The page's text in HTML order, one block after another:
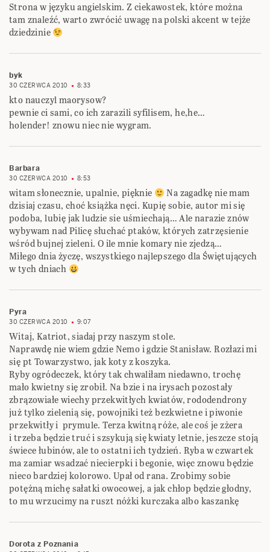
Strona w języku angielskim. Z ciekawostek, które można
tam znaleźć, warto zwrócić uwagę na polski akcent w tejże
dziedzinie
byk
30 CZERWCA 2010 8:33
kto nauczyl maorysow?
pewnie ci sami, co ich zarazili syfilisem, he,he…
holender! znowu niec nie wygram.
Barbara
30 CZERWCA 2010 8:53
witam słonecznie, upalnie, pięknie
Na zagadkę nie mam
dzisiaj czasu, choć książka nęci. Kupię sobie, autor mi się
podoba, lubię jak ludzie sie uśmiechają… Ale narazie znów
wybywam nad Pilicę słuchać ptaków, których zatrzęsienie
wśród bujnej zieleni. O ile mnie komary nie zjedzą…
Miłego dnia życzę, wszystkiego najlepszego dla Świętujących
w tych dniach
Pyra
30 CZERWCA 2010 9:07
Witaj, Katriot, siadaj przy naszym stole.
Naprawdę nie wiem gdzie Nemo i gdzie Stanisław. Rozłazi mi
się pt Towarzystwo, jak koty z koszyka.
Ryby ogródeczek, który tak chwaliłam niedawno, trochę
mało kwietny się zrobił. Na bzie i na irysach pozostały
zbrązowiałe wiechy przekwitłych kwiatów, rododendrony
już tylko zielenią się, powojniki też bezkwietne i piwonie
przekwitły i prymule. Terza kwitną róże, ale coś je zżera
i trzeba będzie truć i szsykują się kwiaty letnie, jeszcze stoją
świece łubinów, ale to ostatni ich tydzień. Ryba w czwartek
ma zamiar wsadzać niecierpki i begonie, więc znowu będzie
nieco bardziej kolorowo. Upał od rana. Zrobimy sobie
potężną michę sałatki owocowej, a jak chłop będzie głodny,
to mu wrzucimy na ruszt nóżki kurczaka albo kaszankę
Dorota z Poznania